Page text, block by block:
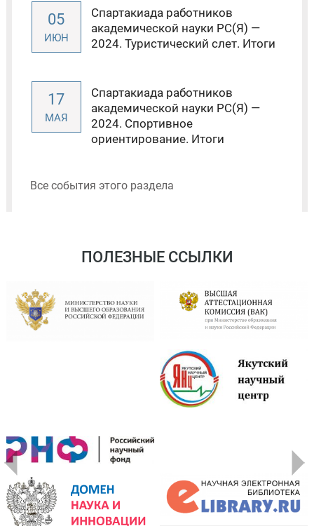
05
ИЮН
Спартакиада работников
академической науки РС(Я) —
2024. Туристический слет. Итоги
17
МАЯ
Спартакиада работников
академической науки РС(Я) —
2024. Спортивное
ориентирование. Итоги
Все события этого раздела
ПОЛЕЗНЫЕ ССЫЛКИ